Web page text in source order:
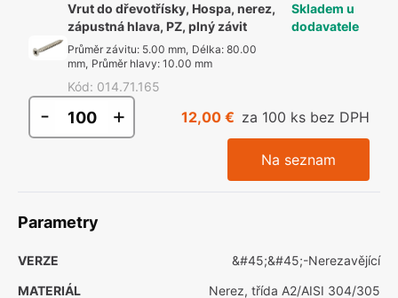
Vrut do dřevotřísky, Hospa, nerez,
zápustná hlava, PZ, plný závit
Průměr závitu: 5.00 mm, Délka: 80.00
mm, Průměr hlavy: 10.00 mm
Kód: 014.71.165
Skladem u
dodavatele
- + 12,00 € za 100 ks bez DPH
Na seznam
Parametry
VERZE
&#45;&#45;-Nerezavějící
MATERIÁL
Nerez, třída A2/AISI 304/305